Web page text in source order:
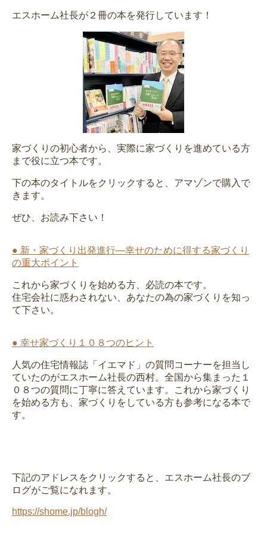
エスホーム社長が２冊の本を発行しています！
家づくりの初心者から、実際に家づくりを進めている方
まで役に立つ本です。
下の本のタイトルをクリックすると、アマゾンで購入で
きます。
ぜひ、お読み下さい！
● 新・家づくり出発進行―幸せのために得する家づくり
の重大ポイント
これから家づくりを始める方、必読の本です。
住宅会社に惑わされない、あなたの為の家づくりを知っ
て下さい。
● 幸せ家づくり１０８つのヒント
人気の住宅情報誌「イエマド」の質問コーナーを担当し
ていたのがエスホーム社長の西村。全国から集まった１
０８つの質問に丁寧に答えています。これから家づくり
を始める方も、家づくりをしている方も参考になる本で
す。
下記のアドレスをクリックすると、エスホーム社長のブ
ログがご覧になれます。
https://shome.jp/blogh/